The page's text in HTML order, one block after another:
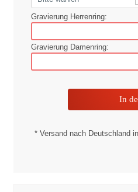
Gravierung Herrenring:
Gravierung Damenring:
* Versand nach Deutschland